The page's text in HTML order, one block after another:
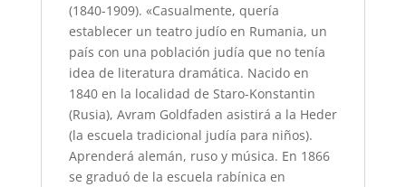
(1840-1909). «Casualmente, quería
establecer un teatro judío en Rumania, un
país con una población judía que no tenía
idea de literatura dramática. Nacido en
1840 en la localidad de Staro-Konstantin
(Rusia), Avram Goldfaden asistirá a la Heder
(la escuela tradicional judía para niños).
Aprenderá alemán, ruso y música. En 1866
se graduó de la escuela rabínica en